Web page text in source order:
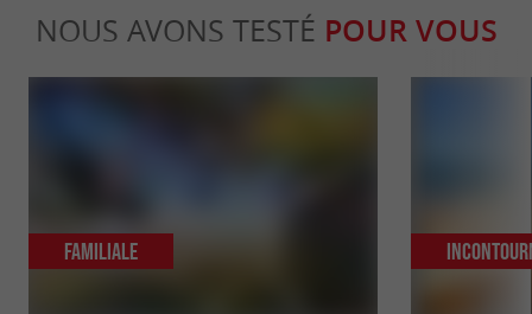
NOUS AVONS TESTÉ POUR VOUS
Familiale